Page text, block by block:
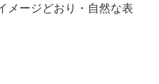
メージどおり・自然な表